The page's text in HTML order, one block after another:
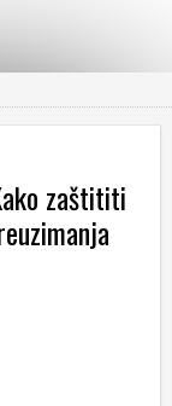
zaštititi